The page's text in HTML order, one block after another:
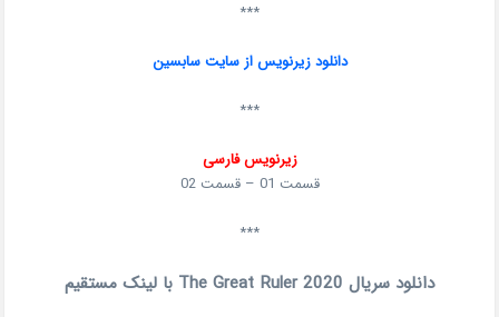
***
دانلود زیرنویس از سایت سابسین
***
زیرنویس فارسی
قسمت 01 – قسمت 02
***
دانلود سریال The Great Ruler 2020 با لینک مستقیم